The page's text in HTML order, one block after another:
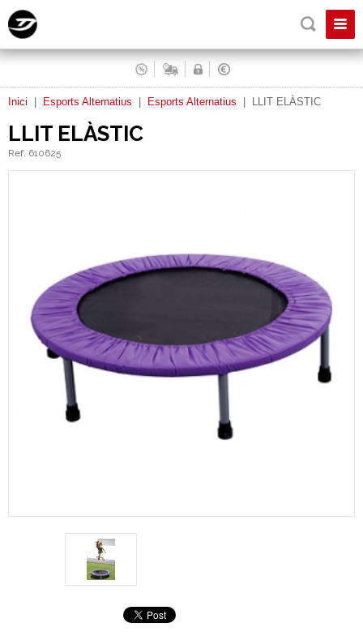
Inici Esports Alternatius Esports Alternatius LLIT ELÀSTIC
LLIT ELÀSTIC
Ref. 610625